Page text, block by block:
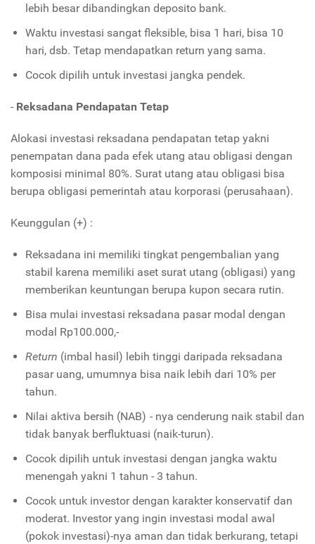
lebih besar dibandingkan deposito bank.
Waktu investasi sangat fleksible, bisa 1 hari, bisa 10
hari, dsb. Tetap mendapatkan return yang sama.
Cocok dipilih untuk investasi jangka pendek.
- Reksadana Pendapatan Tetap
Alokasi investasi reksadana pendapatan tetap yakni
penempatan dana pada efek utang atau obligasi dengan
komposisi minimal 80%. Surat utang atau obligasi bisa
berupa obligasi pemerintah atau korporasi (perusahaan).
Keunggulan (+) :
Reksadana ini memiliki tingkat pengembalian yang
stabil karena memiliki aset surat utang (obligasi) yang
memberikan keuntungan berupa kupon secara rutin.
Bisa mulai investasi reksadana pasar modal dengan
modal Rp100.000,-
Return (imbal hasil) lebih tinggi daripada reksadana
pasar uang, umumnya bisa naik lebih dari 10% per
tahun.
Nilai aktiva bersih (NAB) - nya cenderung naik stabil dan
tidak banyak berfluktuasi (naik-turun).
Cocok dipilih untuk investasi dengan jangka waktu
menengah yakni 1 tahun - 3 tahun.
Cocok untuk investor dengan karakter konservatif dan
moderat. Investor yang ingin investasi modal awal
(pokok investasi)-nya aman dan tidak berkurang, tetapi